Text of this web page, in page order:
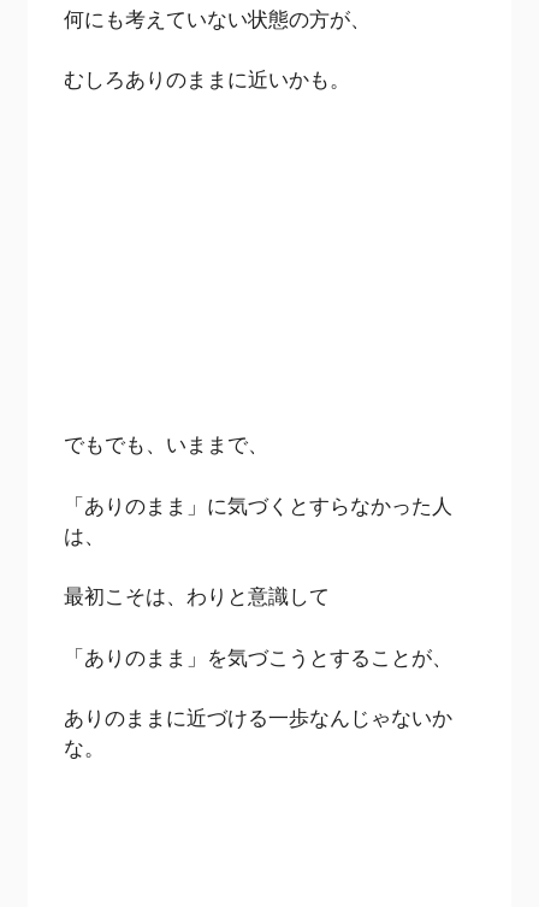
何にも考えていない状態の方が、
むしろありのままに近いかも。
でもでも、いままで、
「ありのまま」に気づくとすらなかった人
は、
最初こそは、わりと意識して
「ありのまま」を気づこうとすることが、
ありのままに近づける一歩なんじゃないか
な。